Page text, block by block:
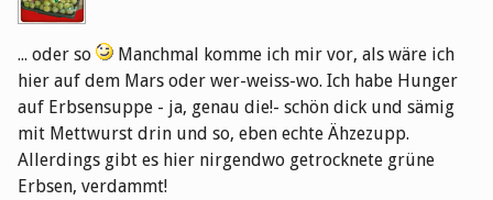
... oder so
Manchmal komme ich mir vor, als wäre ich
hier auf dem Mars oder wer-weiss-wo. Ich habe Hunger
auf Erbsensuppe - ja, genau die!- schön dick und sämig
mit Mettwurst drin und so, eben echte Ähzezupp.
Allerdings gibt es hier nirgendwo getrocknete grüne
Erbsen, verdammt!